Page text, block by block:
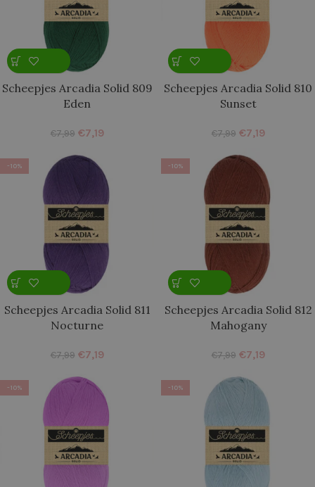
Scheepjes Arcadia Solid 809
Eden
€7,99 €7,19
Scheepjes Arcadia Solid 810
Sunset
€7,99 €7,19
-10%
Scheepjes Arcadia Solid 811
Nocturne
€7,99 €7,19
-10%
Scheepjes Arcadia Solid 812
Mahogany
€7,99 €7,19
-10% -10%